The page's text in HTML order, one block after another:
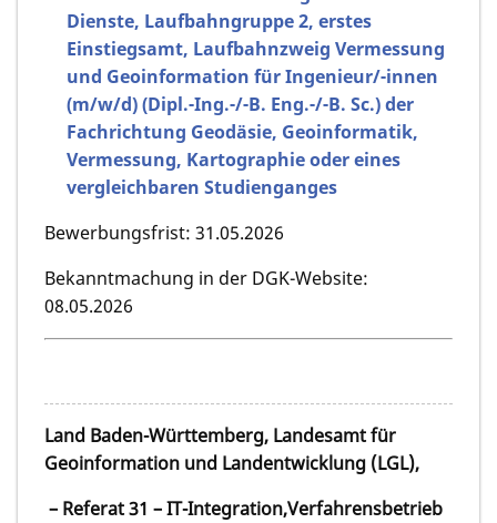
Dienste, Laufbahngruppe 2, erstes
Einstiegsamt, Laufbahnzweig Vermessung
und Geoinformation für Ingenieur/-innen
(m/w/d) (Dipl.-Ing.-/-B. Eng.-/-B. Sc.) der
Fachrichtung Geodäsie, Geoinformatik,
Vermessung, Kartographie oder eines
vergleichbaren Studienganges
Bewerbungsfrist: 31.05.2026
Bekanntmachung in der DGK-Website:
08.05.2026
Land Baden-Württemberg, Landesamt für
Geoinformation und Landentwicklung (LGL),
– Referat 31 – IT-Integration,Verfahrensbetrieb